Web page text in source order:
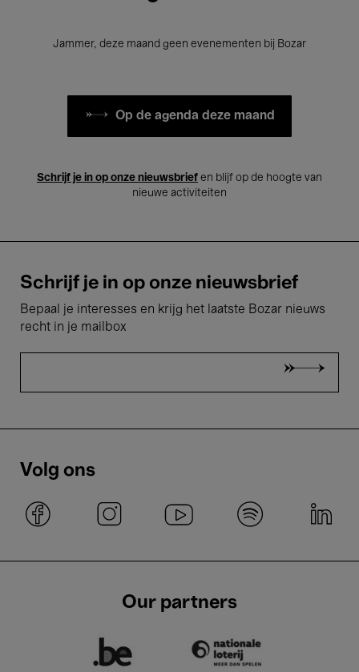
Jammer, deze maand geen evenementen bij Bozar
Op de agenda deze maand
Schrijf je in op onze nieuwsbrief en blijf op de hoogte van
nieuwe activiteiten
Schrijf je in op onze nieuwsbrief
Bepaal je interesses en krijg het laatste Bozar nieuws
recht in je mailbox
Volg ons
Our partners